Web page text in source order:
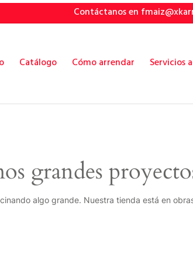
Contáctanos en
Catálogo Cómo arrendar Servicios
grandes
algo grande. Nuestra tienda está en